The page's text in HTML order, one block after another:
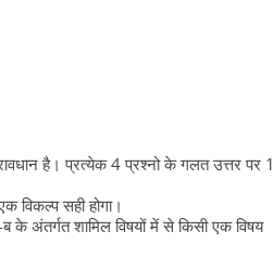
है। प्रत्येक 4 प्रश्नो के गलत उत्तर पर 1
विकल्‍प सही होगा।
के अंतर्गत शामिल विषयों में से किसी एक विषय